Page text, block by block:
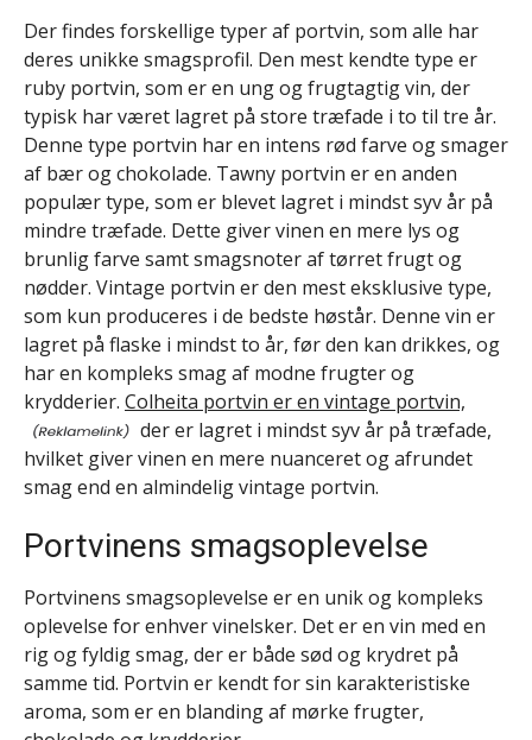
Der findes forskellige typer af portvin, som alle har
deres unikke smagsprofil. Den mest kendte type er
ruby portvin, som er en ung og frugtagtig vin, der
typisk har været lagret på store træfade i to til tre år.
Denne type portvin har en intens rød farve og smager
af bær og chokolade. Tawny portvin er en anden
populær type, som er blevet lagret i mindst syv år på
mindre træfade. Dette giver vinen en mere lys og
brunlig farve samt smagsnoter af tørret frugt og
nødder. Vintage portvin er den mest eksklusive type,
som kun produceres i de bedste høstår. Denne vin er
lagret på flaske i mindst to år, før den kan drikkes, og
har en kompleks smag af modne frugter og
krydderier. Colheita portvin er en vintage portvin,
der er lagret i mindst syv år på træfade,
hvilket giver vinen en mere nuanceret og afrundet
smag end en almindelig vintage portvin.
Portvinens smagsoplevelse
Portvinens smagsoplevelse er en unik og kompleks
oplevelse for enhver vinelsker. Det er en vin med en
rig og fyldig smag, der er både sød og krydret på
samme tid. Portvin er kendt for sin karakteristiske
aroma, som er en blanding af mørke frugter,